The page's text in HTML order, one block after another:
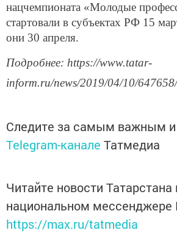
нацчемпионата «Молодые
стартовали в субъектах РФ 15
они 30 апреля.
Подробнее: https://www.tatar-
inform.ru/news/2019/04/10/647658/
Следите за самым важным
Telegram-канале Татмедиа
Читайте новости Татарстана
национальном мессенджере
https://max.ru/tatmedia